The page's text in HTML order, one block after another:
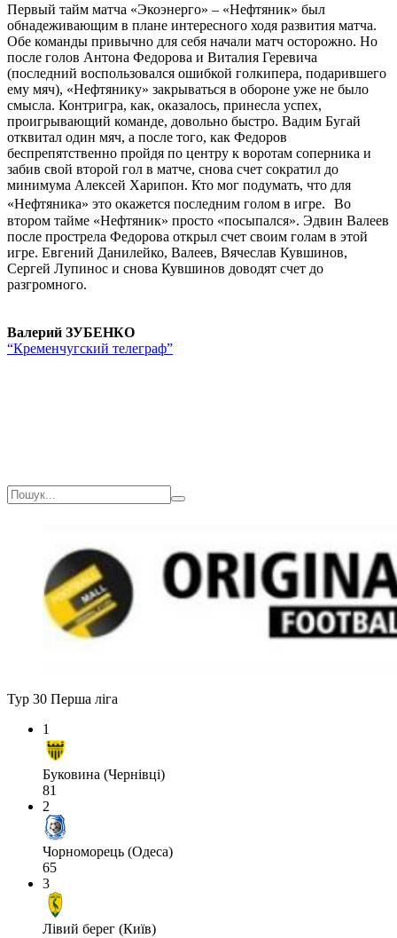
Первый тайм матча «Экоэнерго» – «Нефтяник» был
обнадеживающим в плане интересного ходя развития матча.
Обе команды привычно для себя начали матч осторожно. Но
после голов Антона Федорова и Виталия Геревича
(последний воспользовался ошибкой голкипера, подарившего
ему мяч), «Нефтянику» закрываться в обороне уже не было
смысла. Контригра, как, оказалось, принесла успех,
проигрывающий команде, довольно быстро. Вадим Бугай
отквитал один мяч, а после того, как Федоров
беспрепятственно пройдя по центру к воротам соперника и
забив свой второй гол в матче, снова счет сократил до
минимума Алексей Харипон. Кто мог подумать, что для
«Нефтяника» это окажется последним голом в игре. Во
втором тайме «Нефтяник» просто «посыпался». Эдвин Валеев
после прострела Федорова открыл счет своим голам в этой
игре. Евгений Данилейко, Валеев, Вячеслав Кувшинов,
Сергей Лупинос и снова Кувшинов доводят счет до
разгромного.
Валерий ЗУБЕНКО
“Кременчугский телеграф”
Тур 30 Перша ліга
1
Буковина (Чернівці)
81
2
Чорноморець (Одеса)
65
3
Лівий берег (Київ)